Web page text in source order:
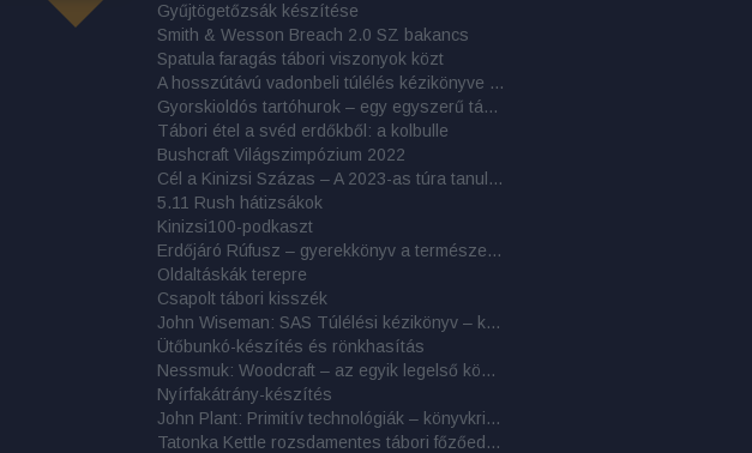
Gyűjtögetőzsák készítése
Smith & Wesson Breach 2.0 SZ bakancs
Spatula faragás tábori viszonyok közt
A hosszútávú vadonbeli túlélés kézikönyve – könyvelemzés
Gyorskioldós tartóhurok – egy egyszerű tábori rögzítőeszköz
Tábori étel a svéd erdőkből: a kolbulle
Bushcraft Világszimpózium 2022
Cél a Kinizsi Százas – A 2023-as túra tanulságai
5.11 Rush hátizsákok
Kinizsi100-podkaszt
Erdőjáró Rúfusz – gyerekkönyv a természetjárásról és bushcraftról
Oldaltáskák terepre
Csapolt tábori kisszék
John Wiseman: SAS Túlélési kézikönyv – könyvkritika
Ütőbunkó-készítés és rönkhasítás
Nessmuk: Woodcraft – az egyik legelső könyv a táborozásról
Nyírfakátrány-készítés
John Plant: Primitív technológiák – könyvkritika
Tatonka Kettle rozsdamentes tábori főzőedény